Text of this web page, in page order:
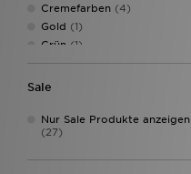
Cremefarben (4)
Gold (1)
Grün (1)
Rosa(18)
Weinrot
Sale
Nur Sale Produkte anzeigen
(27)